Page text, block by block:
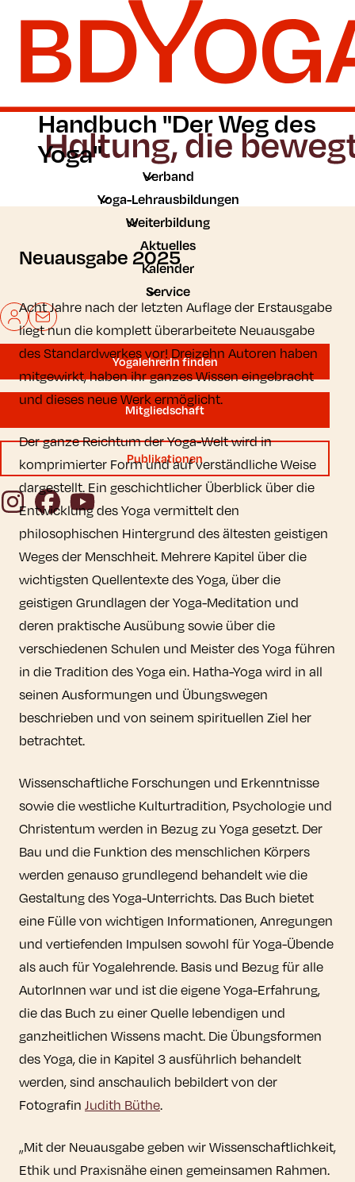
Zum Hauptinhalt der Seite springen
Zur Startseite navigieren
Verband
Yoga-Lehrausbildungen
Weiterbildung
Aktuelles
Kalender
Service
Mein BDYoga
Kontakt
YogalehrerIn finden
Mitgliedschaft
Publikationen
InstagramFacebookYouTube
Handbuch "Der Weg des
Yoga"
Neuausgabe 2025
Acht Jahre nach der letzten Auflage der Erstausgabe
liegt nun die komplett überarbeitete Neuausgabe
des Standardwerkes vor! Dreizehn Autoren haben
mitgewirkt, haben ihr ganzes Wissen eingebracht
und dieses neue Werk ermöglicht.
Der ganze Reichtum der Yoga-Welt wird in
komprimierter Form und auf verständliche Weise
dargestellt. Ein geschichtlicher Überblick über die
Entwicklung des Yoga vermittelt den
philosophischen Hintergrund des ältesten geistigen
Weges der Menschheit. Mehrere Kapitel über die
wichtigsten Quellentexte des Yoga, über die
geistigen Grundlagen der Yoga-Meditation und
deren praktische Ausübung sowie über die
verschiedenen Schulen und Meister des Yoga führen
in die Tradition des Yoga ein. Hatha-Yoga wird in all
seinen Ausformungen und Übungswegen
beschrieben und von seinem spirituellen Ziel her
betrachtet.
Wissenschaftliche Forschungen und Erkenntnisse
sowie die westliche Kulturtradition, Psychologie und
Christentum werden in Bezug zu Yoga gesetzt. Der
Bau und die Funktion des menschlichen Körpers
werden genauso grundlegend behandelt wie die
Gestaltung des Yoga-Unterrichts. Das Buch bietet
eine Fülle von wichtigen Informationen, Anregungen
und vertiefenden Impulsen sowohl für Yoga-Übende
als auch für Yogalehrende. Basis und Bezug für alle
AutorInnen war und ist die eigene Yoga-Erfahrung,
die das Buch zu einer Quelle lebendigen und
ganzheitlichen Wissens macht. Die Übungsformen
des Yoga, die in Kapitel 3 ausführlich behandelt
werden, sind anschaulich bebildert von der
Fotografin Judith Büthe.
„Mit der Neuausgabe geben wir Wissenschaftlichkeit,
Ethik und Praxisnähe einen gemeinsamen Rahmen.